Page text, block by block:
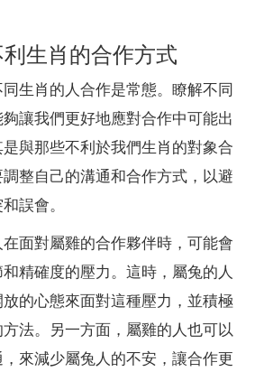
生肖的合作方式
生肖的人合作是常態。瞭解不同
讓我們更好地應對合作中可能出
與那些不利於我們生肖的對象合
整自己的溝通和合作方式，以避
誤會。
面對屬雞的合作夥伴時，可能會
精確度的壓力。這時，屬兔的人
的心態來面對這種壓力，並積極
法。另一方面，屬雞的人也可以
來減少屬兔人的不安，讓合作更